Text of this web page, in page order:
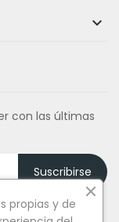

con las últimas
Suscribirse
propias y de